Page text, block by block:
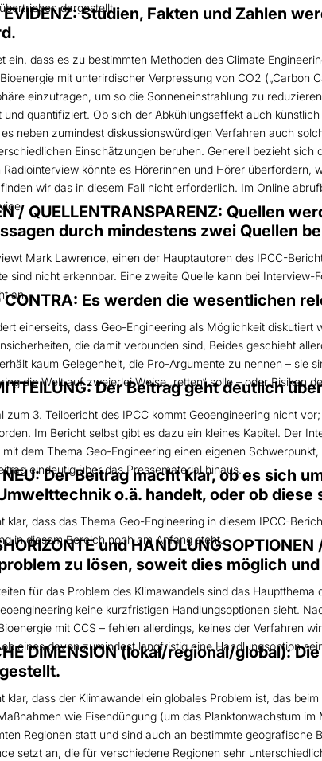
dargestellt.
EVIDENZ: Studien, Fakten und Zahlen
ein, dass es zu bestimmten Methoden des Climate
mit unterirdischer Verpressung von CO2
einzutragen, um so die Sonneneinstrahlung zu
und quantifiziert. Ob sich der Abkühlungseffekt auch
neben zumindest diskussionswürdigen Verfahren auch
Einschätzungen beruhen. Generell bezieht
könnte es Hörerinnen und Hörer
wir das in diesem Fall nicht erforderlich. Im Online
/ QUELLENTRANSPARENZ: Quellen
durch mindestens zwei Quellen
Mark Lawrence, einen der Hauptautoren des IPCC-
sind nicht erkennbar. Eine zweite Quelle kann bei
an.
CONTRA: Es werden die wesentlichen
einerseits, dass Geo-Engineering als Möglichkeit
die damit verbunden sind, Beides geschieht
kaum Gelegenheit, die Pro-Argumente zu nennen – sie
die Welt auf zweierlei Weise „retten“ solle – oder Risiken
Der Beitrag geht deutlich
zum 3. Teilbericht des IPCC kommt Geoengineering nicht
Im Bericht selbst gibt es dazu ein kleines Kapitel. Der
dem Thema Geo-Engineering einen eigenen
eindeutig über das Pressematerial hinaus.
NEU: Der Beitrag macht klar, ob es sich
o.ä. handelt, oder ob diese
klar, dass das Thema Geo-Engineering in diesem IPCC-
in diesem Bereich noch am Anfang steht.
und
zu lösen, soweit dies möglich
für das Problem des Klimawandels sind das
keine kurzfristigen Handlungsoptionen sieht.
mit CCS – fehlen allerdings, keines der Verfahren
eines davon zumindest langfristig eine Handlungsoption
DIMENSION (lokal/regional/global):
klar, dass der Klimawandel ein globales Problem ist, das
wie Eisendüngung (um das Planktonwachstum
Regionen statt und sind auch an bestimmte
setzt an, die für verschiedene Regionen sehr